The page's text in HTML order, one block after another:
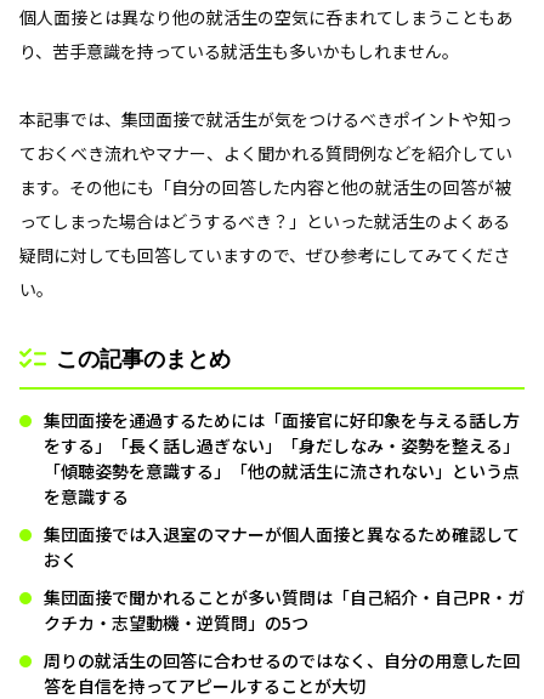
個人面接とは異なり他の就活生の空気に呑まれてしまうこともあ
り、苦手意識を持っている就活生も多いかもしれません。
本記事では、集団面接で就活生が気をつけるべきポイントや知っ
ておくべき流れやマナー、よく聞かれる質問例などを紹介してい
ます。その他にも「自分の回答した内容と他の就活生の回答が被
ってしまった場合はどうするべき？」といった就活生のよくある
疑問に対しても回答していますので、ぜひ参考にしてみてくださ
い。
この記事のまとめ
集団面接を通過するためには「面接官に好印象を与える話し方
をする」「長く話し過ぎない」「身だしなみ・姿勢を整える」
「傾聴姿勢を意識する」「他の就活生に流されない」という点
を意識する
集団面接では入退室のマナーが個人面接と異なるため確認して
おく
集団面接で聞かれることが多い質問は「自己紹介・自己PR・ガ
クチカ・志望動機・逆質問」の5つ
周りの就活生の回答に合わせるのではなく、自分の用意した回
答を自信を持ってアピールすることが大切